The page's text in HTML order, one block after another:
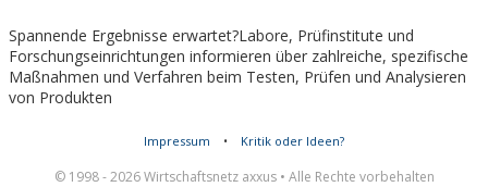
Spannende Ergebnisse erwartet?Labore, Prüfinstitute und
Forschungseinrichtungen informieren über zahlreiche, spezifische
Maßnahmen und Verfahren beim Testen, Prüfen und Analysieren
von Produkten
Impressum • Kritik oder Ideen?
© 1998 - 2026 Wirtschaftsnetz axxus • Alle Rechte vorbehalten